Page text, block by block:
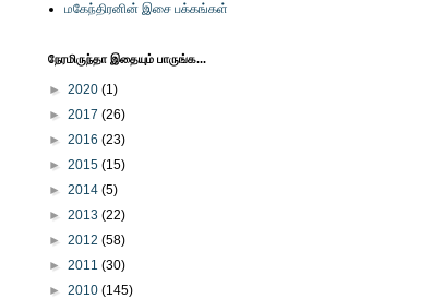
மகேந்திரனின் இசை பக்கங்கள்
நேரமிருந்தா இதையும் பாருங்க...
► 2020 (1)
► 2017 (26)
► 2016 (23)
► 2015 (15)
► 2014 (5)
► 2013 (22)
► 2012 (58)
► 2011 (30)
► 2010 (145)